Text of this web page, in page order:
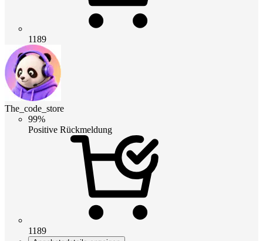
1189
The_code_store
99%
Positive Rückmeldung
1189